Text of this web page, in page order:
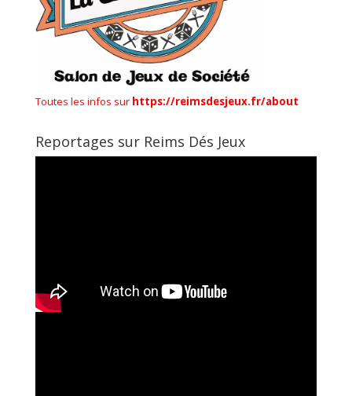
Toutes les infos sur https://reimsdesjeux.fr/about
Reportages sur Reims Dés Jeux